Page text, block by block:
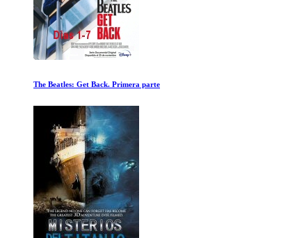
Planetas Alienigenas